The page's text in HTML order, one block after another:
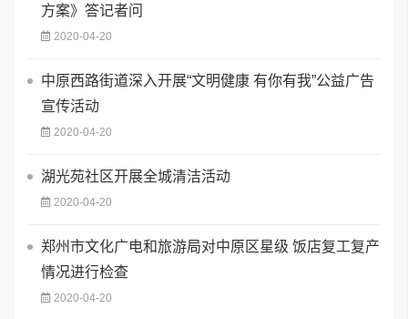
方案》答记者问
2020-04-20
中原西路街道深入开展“文明健康 有你有我”公益广告
宣传活动
2020-04-20
湖光苑社区开展全城清洁活动
2020-04-20
郑州市文化广电和旅游局对中原区星级 饭店复工复产
情况进行检查
2020-04-20